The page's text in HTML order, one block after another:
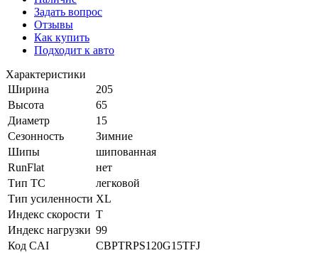
Задать вопрос
Отзывы
Как купить
Подходит к авто
Характеристики
Ширина
205
Высота
65
Диаметр
15
Сезонность
Зимние
Шипы
шипованная
RunFlat
нет
Тип ТС
легковой
Тип усиленности XL
Индекс скорости T
Индекс нагрузки 99
Код CAI
CBPTRPS120G15TFJ